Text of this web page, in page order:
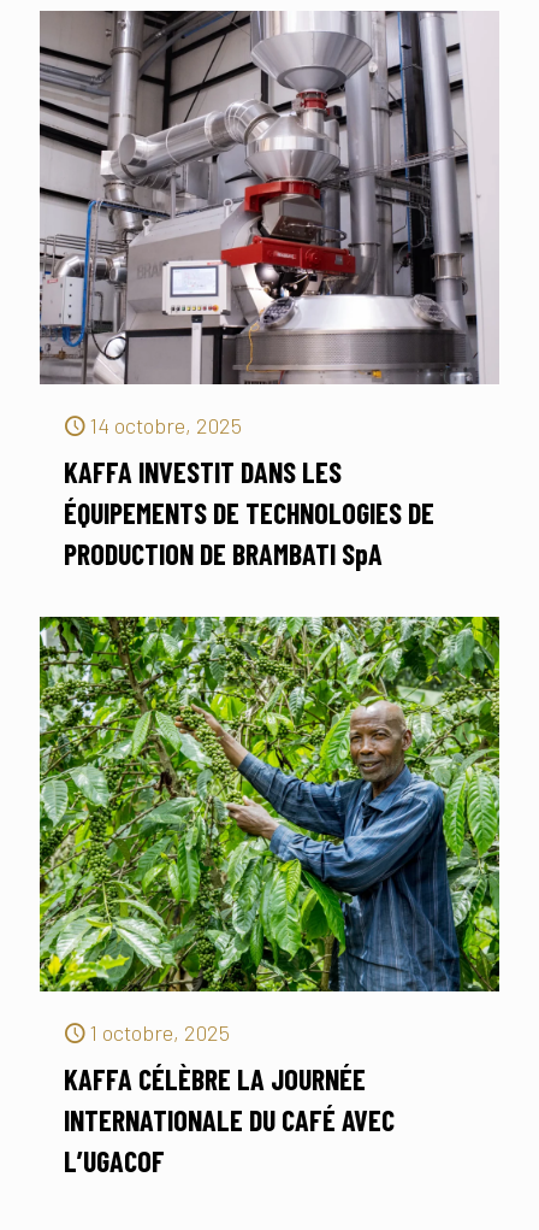
14 octobre, 2025
KAFFA INVESTIT DANS LES
ÉQUIPEMENTS DE TECHNOLOGIES DE
PRODUCTION DE BRAMBATI SpA
1 octobre, 2025
KAFFA CÉLÈBRE LA JOURNÉE
INTERNATIONALE DU CAFÉ AVEC
L’UGACOF